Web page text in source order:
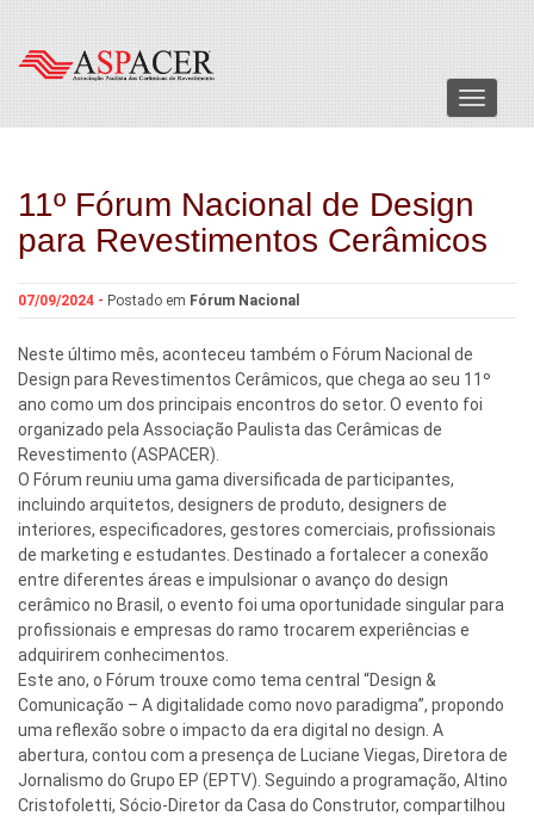
Menu
11º Fórum Nacional de Design
para Revestimentos Cerâmicos
07/09/2024 - Postado em Fórum Nacional
Neste último mês, aconteceu também o Fórum Nacional de
Design para Revestimentos Cerâmicos, que chega ao seu 11º
ano como um dos principais encontros do setor. O evento foi
organizado pela Associação Paulista das Cerâmicas de
Revestimento (ASPACER).
O Fórum reuniu uma gama diversificada de participantes,
incluindo arquitetos, designers de produto, designers de
interiores, especificadores, gestores comerciais, profissionais
de marketing e estudantes. Destinado a fortalecer a conexão
entre diferentes áreas e impulsionar o avanço do design
cerâmico no Brasil, o evento foi uma oportunidade singular para
profissionais e empresas do ramo trocarem experiências e
adquirirem conhecimentos.
Este ano, o Fórum trouxe como tema central “Design &
Comunicação – A digitalidade como novo paradigma”, propondo
uma reflexão sobre o impacto da era digital no design. A
abertura, contou com a presença de Luciane Viegas, Diretora de
Jornalismo do Grupo EP (EPTV). Seguindo a programação, Altino
Cristofoletti, Sócio-Diretor da Casa do Construtor, compartilhou